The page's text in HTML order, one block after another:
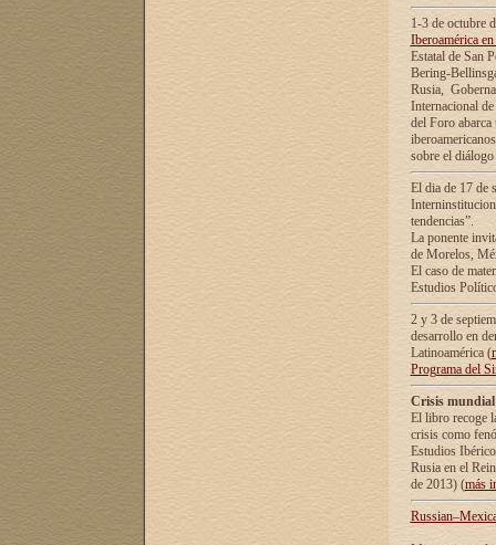
1-3 de octubre
Iberoamérica
Estatal de San
Bering-
Rusia,
Internacional
del Foro
sobre el
El dia de 17 de
tendencias”.
La ponente
de Morelos,
El caso de
Estudios
2 y 3 de
desarrollo en
Latinoamérica (
Programa del
Crisis
El libro recoge
crisis como
Estudios
Rusia en el
de 2013) (más